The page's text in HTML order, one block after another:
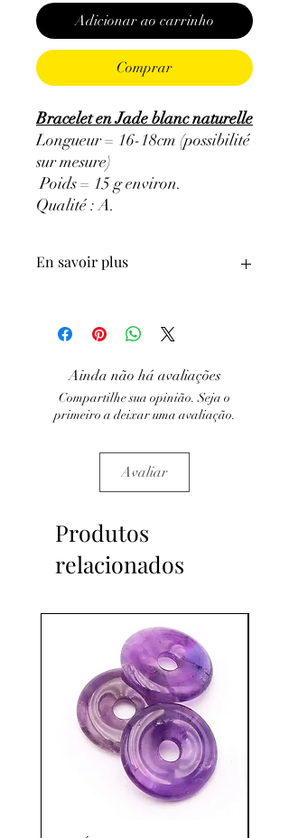
Adicionar ao carrinho
Comprar
Bracelet en Jade blanc naturelle
Longueur = 16-18cm (possibilité
sur mesure)
Poids = 15 g environ.
Qualité : A.
En savoir plus
Minéraux en Lithothérapie n'exclut en
aucun cas la poursuite d'un traitement
C'est un complément.
Ainda não há avaliações
Compartilhe sua opinião. Seja o
primeiro a deixar uma avaliação.
Avaliar
Produtos
relacionados